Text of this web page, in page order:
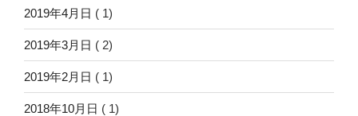
2019年4月日 ( 1)
2019年3月日 ( 2)
2019年2月日 ( 1)
2018年10月日 ( 1)